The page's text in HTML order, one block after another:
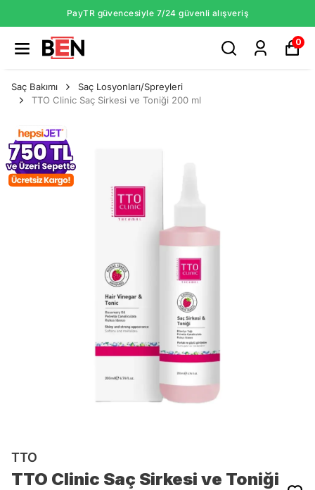
PayTR güvencesiyle 7/24 güvenli alışveriş
0
Saç Bakımı
Saç Losyonları/Spreyleri
TTO Clinic Saç Sirkesi ve Toniği 200 ml
TTO
TTO Clinic Saç Sirkesi ve Toniği